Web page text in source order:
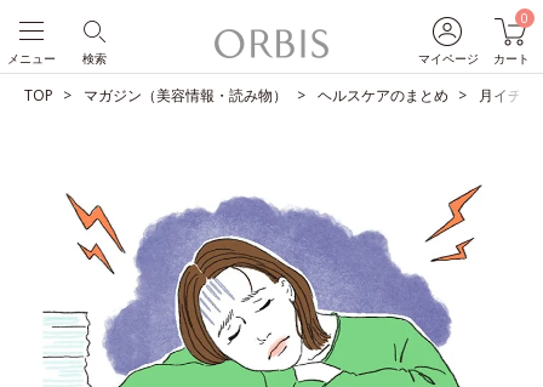
マイページ
0
カート
検索
メニュー
TOP マガジン（美容情報・読み物） ヘルスケアのまとめ 月イチ